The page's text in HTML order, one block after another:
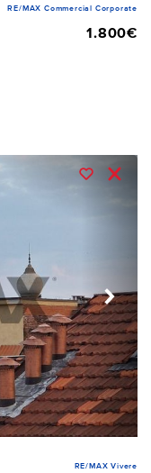
RE/MAX Commercial Corporate
1.800€
RE/MAX Vivere